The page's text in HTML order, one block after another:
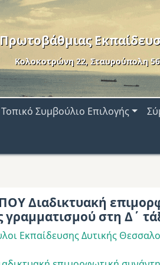
Κολοκοτρώνη 22, Σταυρούπολη
Τοπικό Συμβούλιο Επιλογής
Διαδικτυακή
γραμματισμού στη Δ΄
Εκπαίδευσης Δυτικής